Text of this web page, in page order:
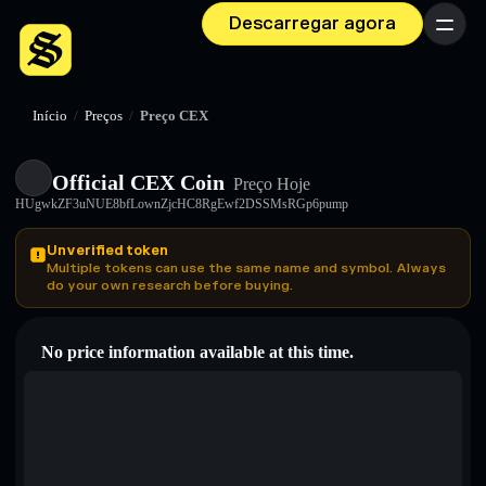
Descarregar agora Menu
Início / Preços / Preço CEX
Official CEX Coin Preço Hoje
HUgwkZF3uNUE8bfLownZjcHC8RgEwf2DSSMsRGp6pump
Unverified token
Multiple tokens can use the same name and symbol. Always
do your own research before buying.
No price information available at this time.